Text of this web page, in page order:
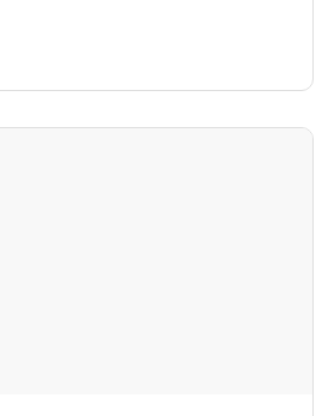
อังกฤษ และพัฒนาสู่ไปเป็นเด็กสอง
ฝนของพ่อแม่ ซึ่งไม่ใช่เรื่องยากอีกต่อไป
Talks โดยอาจารย์คริส คริสโตเฟอร์
ฤษชื่อดัง และในฐานะคุณพ่อลูก 2 อ.คริส